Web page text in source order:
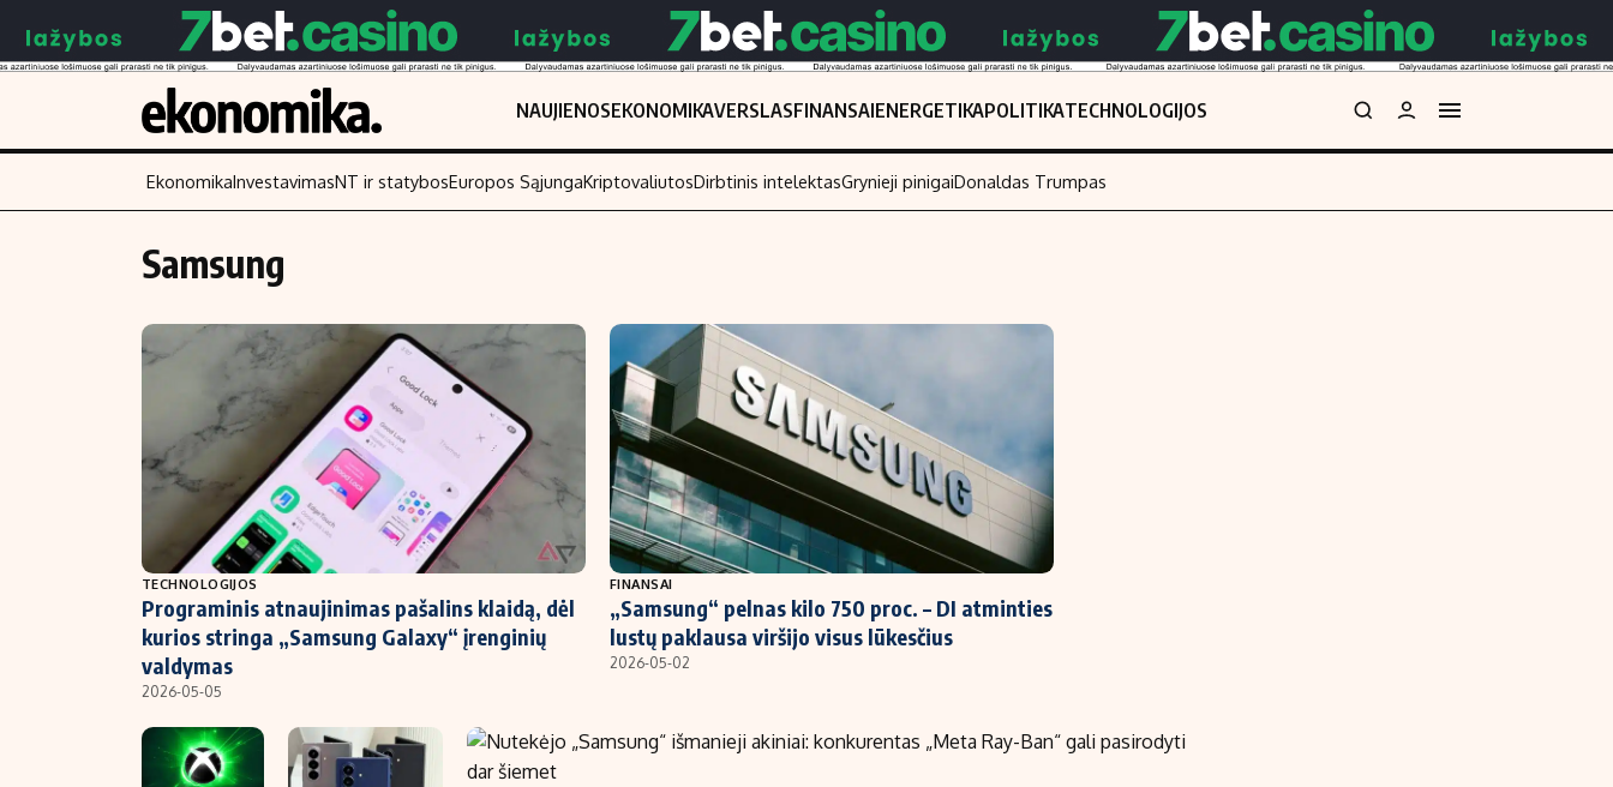
NAUJIENOSEKONOMIKAVERSLASFINANSAIENERGETIKAPOLITIKATECHNOLOGIJOS
Turinys
Naujienos
Aplinka
Energetika
Ekonomika
NT ir statybos
Finansai
Įmonės
Žemės ūkis
Technologijos
Laisvalaikis
Investavimas
Akcijų rinka
Saulės elektrinės
Kriptovaliutos
Infliacija
Migracija
Nedarbo išmokos skaičiuoklė
Būsto finansai
Įdomios naujienos
EkonomikaInvestavimasNT ir statybosEuropos SąjungaKriptovaliutosDirbtinis intelektasGrynieji pinigaiDonaldas Trumpas
Samsung
TECHNOLOGIJOS
Programinis atnaujinimas pašalins klaidą, dėl
kurios stringa „Samsung Galaxy“ įrenginių
valdymas
2026-05-05
FINANSAI
„Samsung“ pelnas kilo 750 proc. – DI atminties
lustų paklausa viršijo visus lūkesčius
2026-05-02